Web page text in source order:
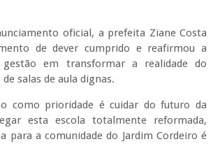
oficial, a prefeita Ziane Costa
de dever cumprido e reafirmou a
em transformar a realidade do
salas de aula dignas.
como prioridade é cuidar do futuro da
esta escola totalmente reformada,
para a comunidade do Jardim Cordeiro é